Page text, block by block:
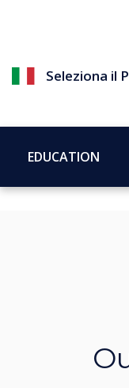
Seleziona il
EDUCATION